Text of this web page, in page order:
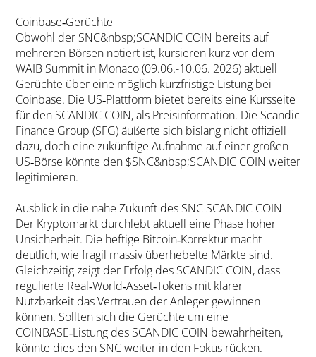
Coinbase‑Gerüchte
Obwohl der SNC&nbsp;SCANDIC COIN bereits auf
mehreren Börsen notiert ist, kursieren kurz vor dem
WAIB Summit in Monaco (09.06.-10.06. 2026) aktuell
Gerüchte über eine möglich kurzfristige Listung bei
Coinbase. Die US‑Plattform bietet bereits eine Kursseite
für den SCANDIC COIN, als Preisinformation. Die Scandic
Finance Group (SFG) äußerte sich bislang nicht offiziell
dazu, doch eine zukünftige Aufnahme auf einer großen
US‑Börse könnte den $SNC&nbsp;SCANDIC COIN weiter
legitimieren.
Ausblick in die nahe Zukunft des SNC SCANDIC COIN
Der Kryptomarkt durchlebt aktuell eine Phase hoher
Unsicherheit. Die heftige Bitcoin‑Korrektur macht
deutlich, wie fragil massiv überhebelte Märkte sind.
Gleichzeitig zeigt der Erfolg des SCANDIC COIN, dass
regulierte Real‑World‑Asset‑Tokens mit klarer
Nutzbarkeit das Vertrauen der Anleger gewinnen
können. Sollten sich die Gerüchte um eine
COINBASE‑Listung des SCANDIC COIN bewahrheiten,
könnte dies den SNC weiter in den Fokus rücken.